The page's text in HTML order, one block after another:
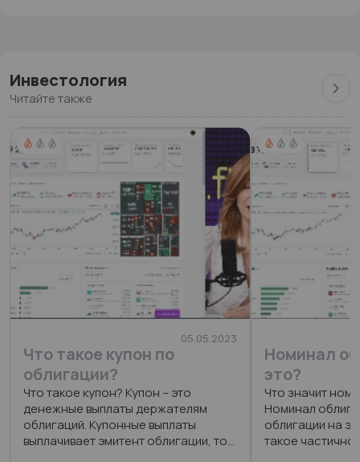
Инвестология
Читайте также
05.05.2023
Что такое купон по
облигации?
Что такое купон? Купон – это
денежные выплаты держателям
облигаций. Купонные выплаты
выплачивает эмитент облигации, тот,
Номинал
это?
Что значит
Номинал
облигации на
такое